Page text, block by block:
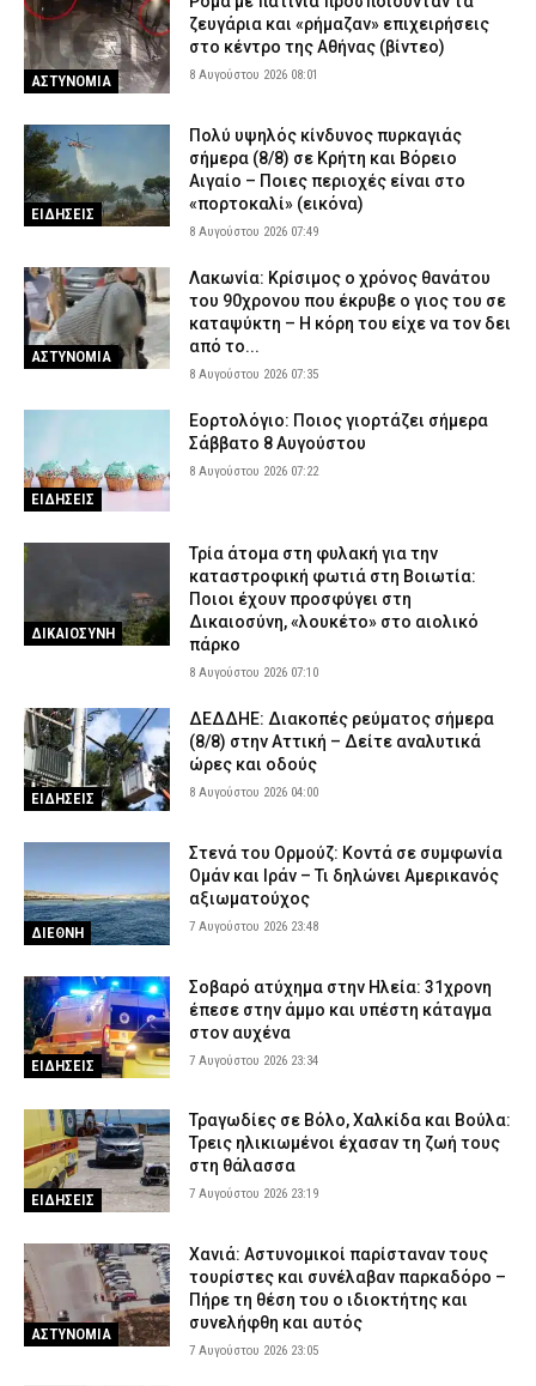
Πυρκαγιά στην Ερμακιά Κοζάνης – Στη μάχη εναέρια και επίγεια
μέσα
ΕΙΔΗΣΕΙΣ 7 Αυγούστου 2026 18:15
ΕΙΔΗΣΕΙΣ 7 Αυγούστου 2026 18:02
Άνω Λιόσια: Προφυλακίστηκαν οι δύο άνδρες για τον θάνατο
ηλικιωμένου που εντοπίστηκε εγκαταλελειμμένος
ΔΙΚΑΙΟΣΥΝΗ 7 Αυγούστου 2026 17:50
Κόρινθος: Αυτοκίνητο παρέσυρε γυναίκα στο κέντρο της πόλης
– Μεταφέρθηκε στο νοσοκομείο
ΕΙΔΗΣΕΙΣ 7 Αυγούστου 2026 17:37
ΑΣΤΥΝΟΜΙΑ
ζευγάρια και «ρήμαζαν» επιχειρήσεις
στο κέντρο της Αθήνας (βίντεο)
8 Αυγούστου 2026 08:01
ΕΙΔΗΣΕΙΣ
Πολύ υψηλός κίνδυνος πυρκαγιάς
σήμερα (8/8) σε Κρήτη και Βόρειο
Αιγαίο – Ποιες περιοχές είναι στο
«πορτοκαλί» (εικόνα)
8 Αυγούστου 2026 07:49
ΑΣΤΥΝΟΜΙΑ
Λακωνία: Κρίσιμος ο χρόνος θανάτου
του 90χρονου που έκρυβε ο γιος του σε
καταψύκτη – Η κόρη του είχε να τον δει
από το...
8 Αυγούστου 2026 07:35
ΕΙΔΗΣΕΙΣ
Εορτολόγιο: Ποιος γιορτάζει σήμερα
Σάββατο 8 Αυγούστου
8 Αυγούστου 2026 07:22
ΔΙΚΑΙΟΣΥΝΗ
Τρία άτομα στη φυλακή για την
καταστροφική φωτιά στη Βοιωτία:
Ποιοι έχουν προσφύγει στη
Δικαιοσύνη, «λουκέτο» στο αιολικό
πάρκο
8 Αυγούστου 2026 07:10
ΕΙΔΗΣΕΙΣ
ΔΕΔΔΗΕ: Διακοπές ρεύματος σήμερα
(8/8) στην Αττική – Δείτε αναλυτικά
ώρες και οδούς
8 Αυγούστου 2026 04:00
ΔΙΕΘΝΗ
Στενά του Ορμούζ: Κοντά σε συμφωνία
Ομάν και Ιράν – Τι δηλώνει Αμερικανός
αξιωματούχος
7 Αυγούστου 2026 23:48
ΕΙΔΗΣΕΙΣ
Σοβαρό ατύχημα στην Ηλεία: 31χρονη
έπεσε στην άμμο και υπέστη κάταγμα
στον αυχένα
7 Αυγούστου 2026 23:34
ΕΙΔΗΣΕΙΣ
Τραγωδίες σε Βόλο, Χαλκίδα και Βούλα:
Τρεις ηλικιωμένοι έχασαν τη ζωή τους
στη θάλασσα
7 Αυγούστου 2026 23:19
ΑΣΤΥΝΟΜΙΑ
Χανιά: Αστυνομικοί παρίσταναν τους
τουρίστες και συνέλαβαν παρκαδόρο –
Πήρε τη θέση του ο ιδιοκτήτης και
συνελήφθη και αυτός
7 Αυγούστου 2026 23:05